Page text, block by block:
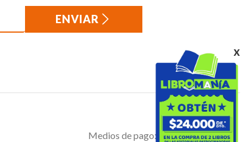
x
ENVIAR
Medios de pago: